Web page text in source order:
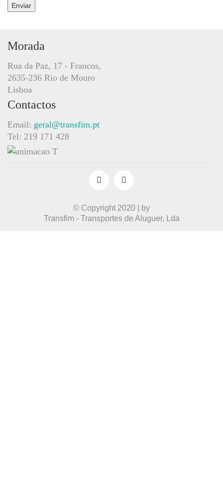
Morada
Rua da Paz, 17 - Francos,
2635-236 Rio de Mouro
Lisboa
Contactos
Email: geral@transfim.pt
Tel: 219 171 428
© Copyright 2020 | by
Transfim - Transportes de Aluguer, Lda